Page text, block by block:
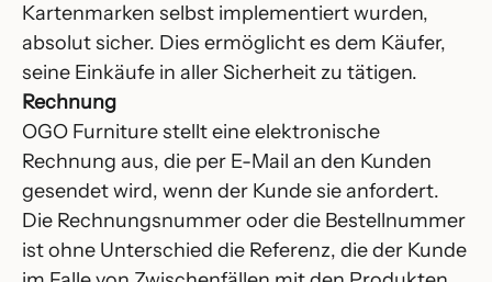
Kartenmarken selbst implementiert wurden,
absolut sicher. Dies ermöglicht es dem Käufer,
seine Einkäufe in aller Sicherheit zu tätigen.
Rechnung
OGO Furniture stellt eine elektronische
Rechnung aus, die per E-Mail an den Kunden
gesendet wird, wenn der Kunde sie anfordert.
Die Rechnungsnummer oder die Bestellnummer
ist ohne Unterschied die Referenz, die der Kunde